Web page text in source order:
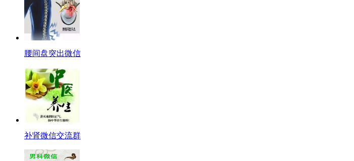
腰间盘突出微信
补肾微信交流群